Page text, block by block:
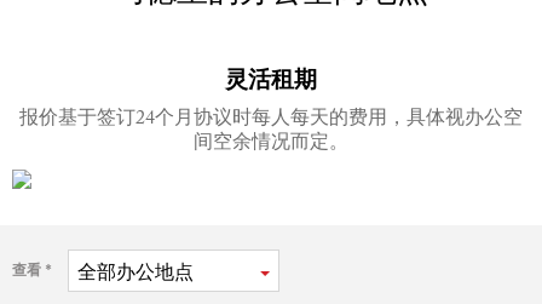
灵活租期
报价基于签订24个月协议时每人每天的费用，具体视办公空
间空余情况而定。
查看 全部办公地点